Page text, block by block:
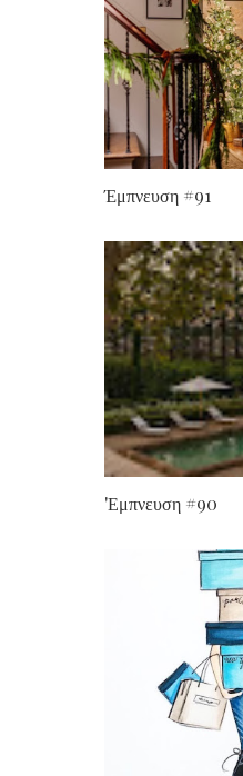
Έμπνευση #91
'Εμπνευση #90